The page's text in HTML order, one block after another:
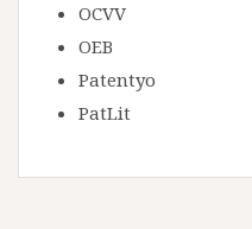
OCVV
OEB
Patentyo
PatLit